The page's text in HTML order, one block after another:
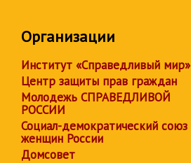
Организации
Институт «Справедливый мир»
Центр защиты прав граждан
Молодежь СПРАВЕДЛИВОЙ
РОССИИ
Социал-демократический союз
женщин России
Домсовет